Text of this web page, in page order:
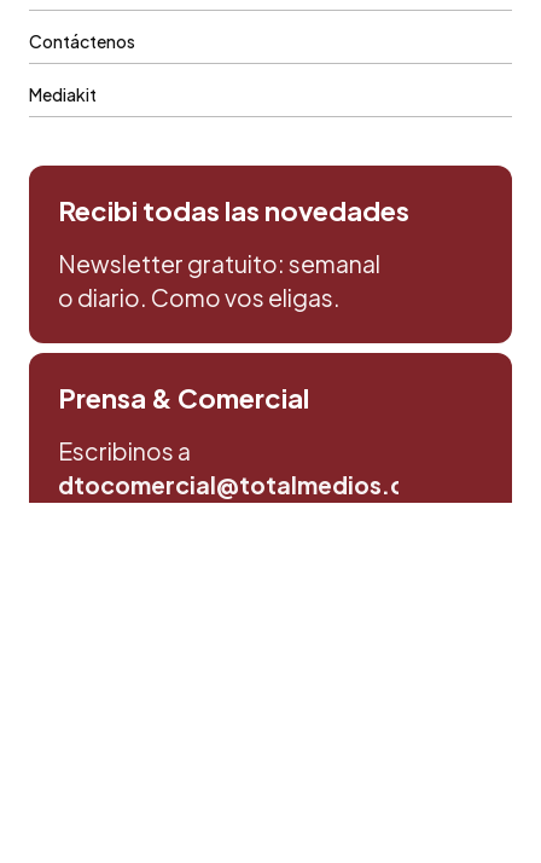
Contáctenos
Mediakit
Recibi todas las novedades
Newsletter gratuito: semanal
o diario. Como vos eligas.
Prensa & Comercial
Escribinos a
dtocomercial@totalmedios.com